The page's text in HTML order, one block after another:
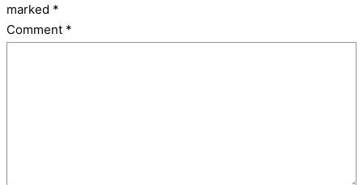
marked *
Comment *